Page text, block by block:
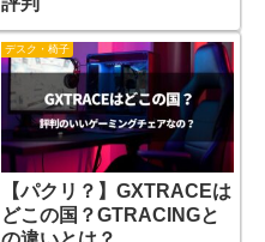
デスク・椅子
【パクリ？】GXTRACEは
どこの国？GTRACINGと